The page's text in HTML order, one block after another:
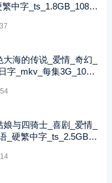
中字_ts_1.8GB_1080
海的传说_爱情_奇幻_
字_mkv_每集3G_1080
与四骑士_喜剧_爱情_
_硬繁中字_ts_2.5GB_1